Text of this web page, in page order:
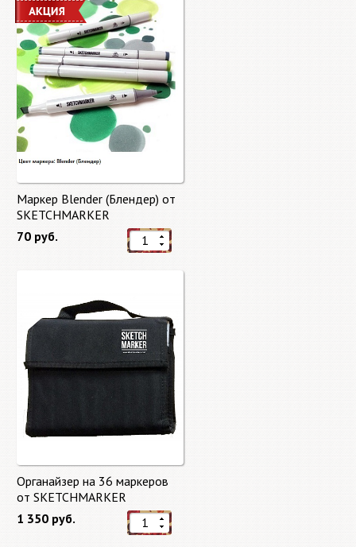
Маркер Blender (Блендер) от
SKETCHMARKER
70 руб.
Органайзер на 36 маркеров
от SKETCHMARKER
1 350 руб.